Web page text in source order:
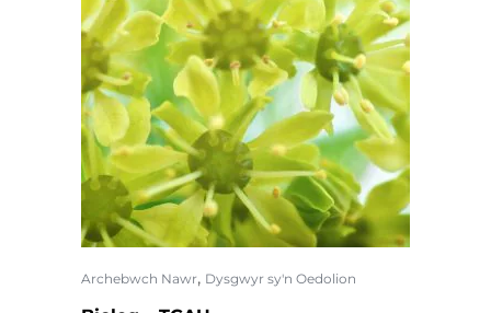
Archebwch Nawr, Dysgwyr sy'n Oedolion